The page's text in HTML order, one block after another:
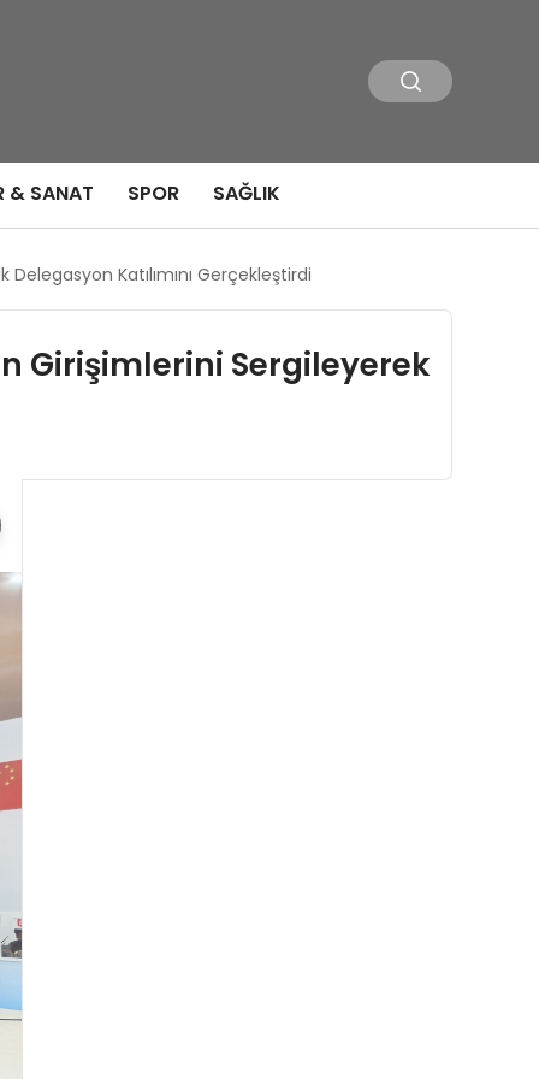
& SANAT SPOR SAĞLIK
Katılımını Gerçekleştirdi
Girişimlerini Sergileyerek